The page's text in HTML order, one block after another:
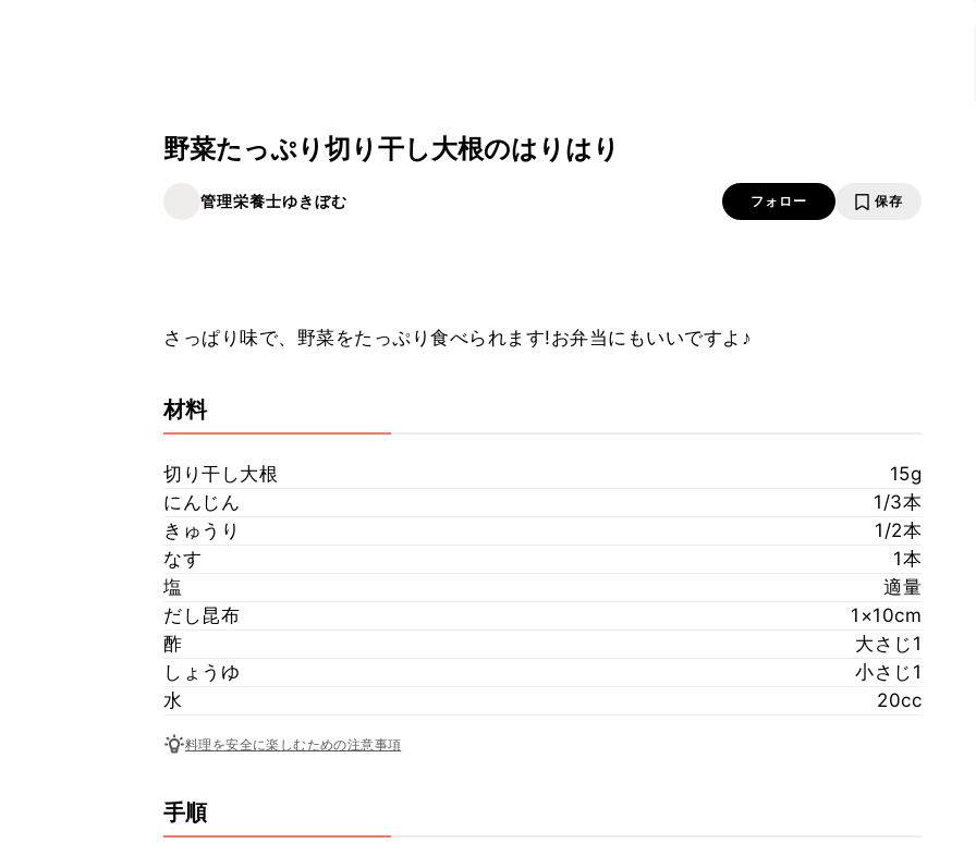
野菜たっぷり切り干し大根のはりはり
管理栄養士ゆきぼむ フォロー 保存
さっぱり味で、野菜をたっぷり食べられます!お弁当にもいいですよ♪
材料
切り干し大根
15g
にんじん
1/3本
きゅうり
1/2本
なす
1本
塩
適量
だし昆布
1×10cm
酢
大さじ1
しょうゆ
小さじ1
水
20cc
料理を安全に楽しむための注意事項
手順